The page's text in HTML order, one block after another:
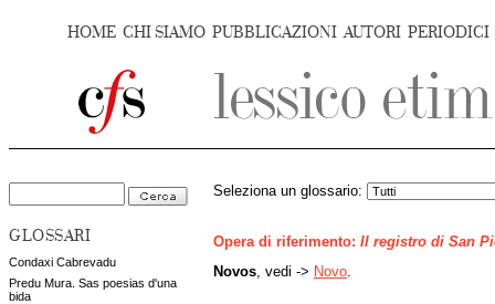
HOME CHI SIAMO PUBBLICAZIONI AUTORI PERIODICI
GLOSSARI
Condaxi Cabrevadu
Predu Mura. Sas poesias d'una
bida
Seleziona un glossario:
Opera di riferimento: Il registro di San
Novos , vedi -> Novo